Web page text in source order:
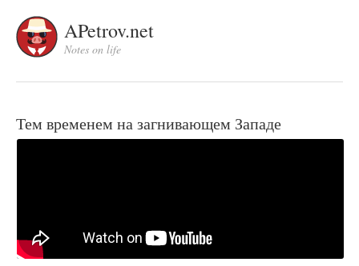
APetrov.net
Notes on life
Тем временем на загнивающем Западе